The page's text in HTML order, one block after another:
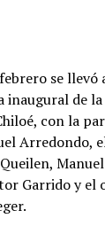
se llevó
inaugural de
con la
Arredondo,
Garrido y el